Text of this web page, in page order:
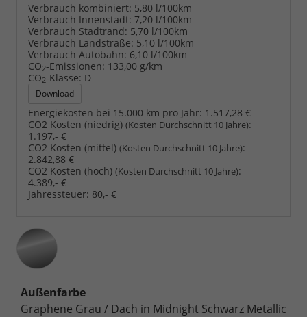
Verbrauch kombiniert: 5,80 l/100km
Verbrauch Innenstadt: 7,20 l/100km
Verbrauch Stadtrand: 5,70 l/100km
Verbrauch Landstraße: 5,10 l/100km
Verbrauch Autobahn: 6,10 l/100km
CO2-Emissionen: 133,00 g/km
CO2-Klasse: D
Download
Energiekosten bei 15.000 km pro Jahr: 1.517,28 €
CO2 Kosten (niedrig) (Kosten Durchschnitt 10 Jahre):
1.197,- €
CO2 Kosten (mittel) (Kosten Durchschnitt 10 Jahre):
2.842,88 €
CO2 Kosten (hoch) (Kosten Durchschnitt 10 Jahre):
4.389,- €
Jahressteuer: 80,- €
Außenfarbe
Graphene Grau / Dach in Midnight Schwarz Metallic